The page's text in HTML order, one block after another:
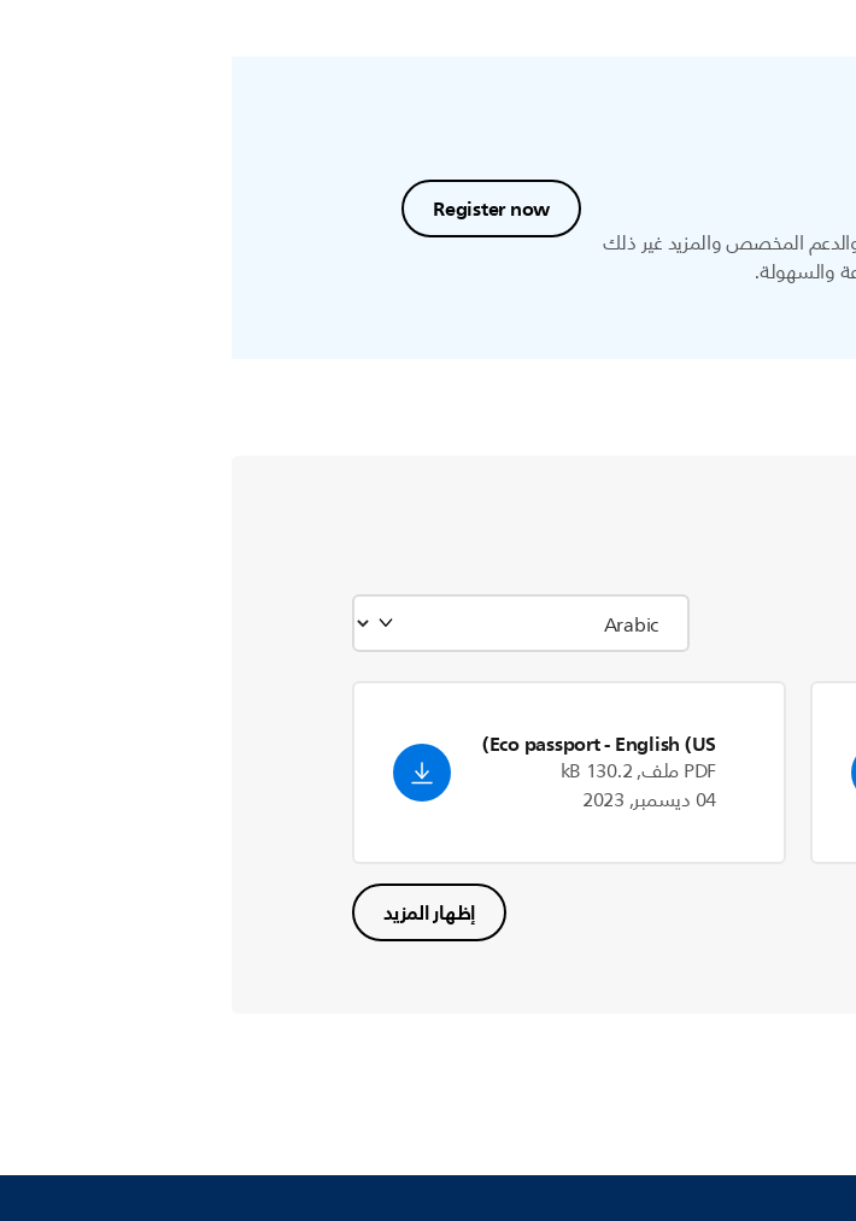
المخصص والمزيد غير ذلك
والسهولة.
Register now
Eco passport- English (US)
PDF ملف, 130.2 kB
04 ديسمبر, 2023
إظهار المزيد